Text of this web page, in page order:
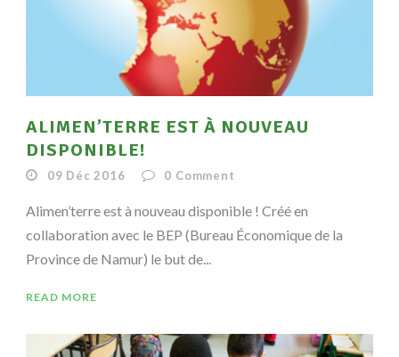
ALIMEN’TERRE EST À NOUVEAU
DISPONIBLE!
09 Déc 2016 0 Comment
Alimen’terre est à nouveau disponible ! Créé en
collaboration avec le BEP (Bureau Économique de la
Province de Namur) le but de...
READ MORE